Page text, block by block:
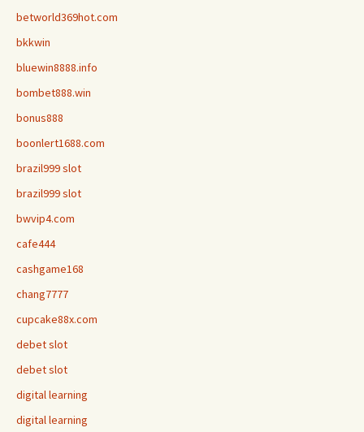
betworld369hot.com
bkkwin
bluewin8888.info
bombet888.win
bonus888
boonlert1688.com
brazil999 slot
brazil999 slot
bwvip4.com
cafe444
cashgame168
chang7777
cupcake88x.com
debet slot
debet slot
digital learning
digital learning